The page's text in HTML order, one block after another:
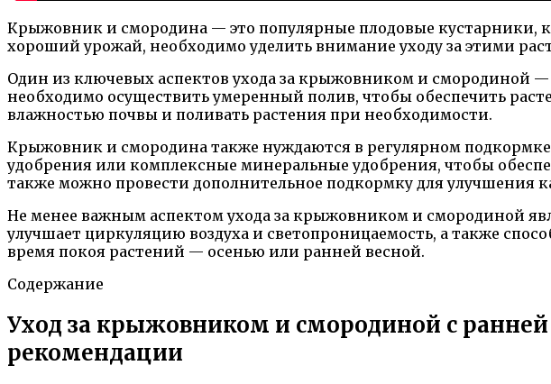
Крыжовник и смородина — это популярные плодовые кустарники,
хороший урожай, необходимо уделить внимание уходу за этими
Один из ключевых аспектов ухода за крыжовником и смородиной —
необходимо осуществить умеренный полив, чтобы обеспечить
влажностью почвы и поливать растения при необходимости.
Крыжовник и смородина также нуждаются в регулярном
удобрения или комплексные минеральные удобрения, чтобы
также можно провести дополнительное подкормку для улучшения
Не менее важным аспектом ухода за крыжовником и смородиной
улучшает циркуляцию воздуха и светопроницаемость, а также
время покоя растений — осенью или ранней весной.
Содержание
Уход за крыжовником и смородиной с
рекомендации